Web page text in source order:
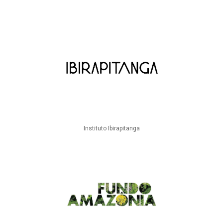
Instituto Ibirapitanga